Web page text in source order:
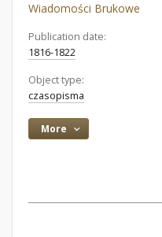
Wiadomości Brukowe
Publication date:
1816-1822
Object type:
czasopisma
More